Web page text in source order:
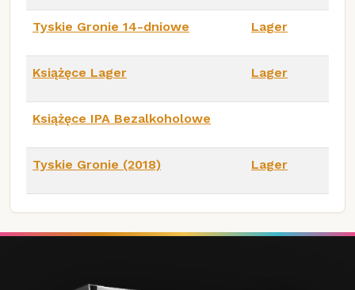
Tyskie Gronie 14-dniowe Lager
Książęce Lager Lager
Książęce IPA Bezalkoholowe
Tyskie Gronie (2018) Lager